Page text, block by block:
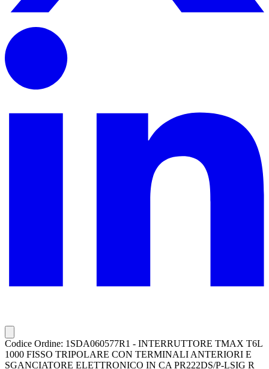
Codice Ordine: 1SDA060577R1 - INTERRUTTORE TMAX T6L
1000 FISSO TRIPOLARE CON TERMINALI ANTERIORI E
SGANCIATORE ELETTRONICO IN CA PR222DS/P-LSIG R